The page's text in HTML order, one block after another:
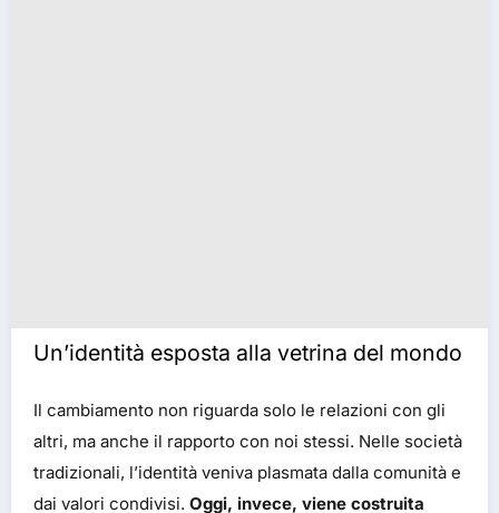
Un’identità esposta alla vetrina del mondo
Il cambiamento non riguarda solo le relazioni con gli
altri, ma anche il rapporto con noi stessi. Nelle società
tradizionali, l’identità veniva plasmata dalla comunità e
dai valori condivisi. Oggi, invece, viene costruita